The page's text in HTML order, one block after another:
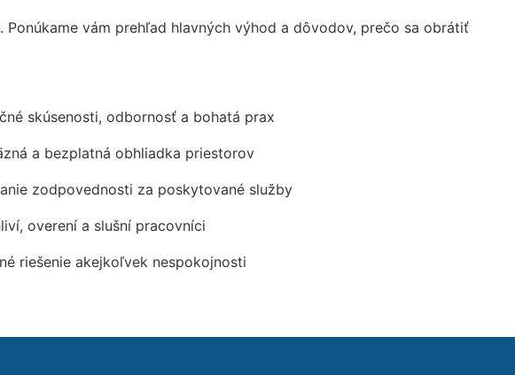
vám prehľad hlavných výhod a dôvodov, prečo sa obrátiť
skúsenosti, odbornosť a bohatá prax
a bezplatná obhliadka priestorov
zodpovednosti za poskytované služby
overení a slušní pracovníci
riešenie akejkoľvek nespokojnosti